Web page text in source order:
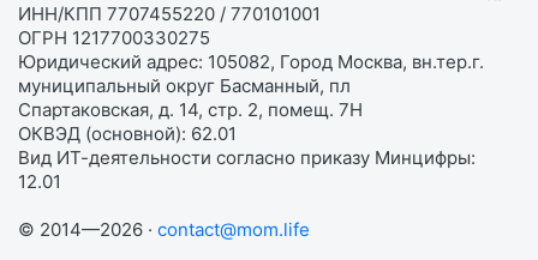
ИНН/КПП 7707455220 / 770101001
ОГРН 1217700330275
Юридический адрес: 105082, Город Москва, вн.тер.г.
муниципальный округ Басманный, пл
Спартаковская, д. 14, стр. 2, помещ. 7Н
ОКВЭД (основной): 62.01
Вид ИТ-деятельности согласно приказу Минцифры:
12.01
© 2014—2026 · contact@mom.life